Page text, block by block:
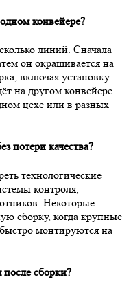
конвейере?
линий. Сначала
он окрашивается на
включая установку
на другом конвейере.
цехе или в разных
потери качества?
технологические
контроля,
Некоторые
сборку, когда крупные
монтируются на
сборки?